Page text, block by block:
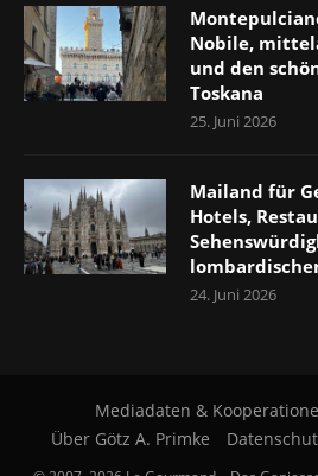
Nobile,
und den
Toskana
25. Juni 2026
Mailand für
Hotels,
24. Juni 2026
Mediadaten &
Über Götz A. Primke